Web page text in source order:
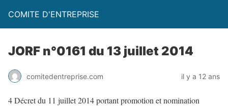
COMITE D'ENTREPRISE
JORF n°0161 du 13 juillet 2014
comitedentreprise.com il y a 12 ans
4 Décret du 11 juillet 2014 portant promotion et nomination